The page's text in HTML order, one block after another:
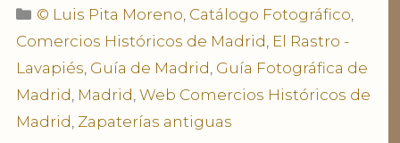
Categorías
© Luis Pita Moreno Catálogo Fotográfico
Comercios Históricos de Madrid El Rastro -
Lavapiés Guía de Madrid Guía Fotográfica de
Madrid Madrid Web Comercios Históricos de
Madrid Zapaterías antiguas